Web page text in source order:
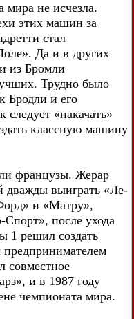
мира не исчезла.
этих машин за
стал
Да и в других
из Бромли
Трудно было
Бродли и его
следует «накачать»
классную машину
французы. Жерар
дважды выиграть «Ле-
и «Матру»,
после ухода
1 решил создать
предпринимателем
совместное
и в 1987 году
чемпионата мира.